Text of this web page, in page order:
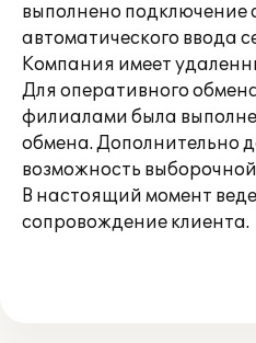
выполнено подключение
автоматического ввода
Компания имеет
Для оперативного
филиалами была
обмена. Дополнительно
возможность
В настоящий момент
сопровождение клиента.